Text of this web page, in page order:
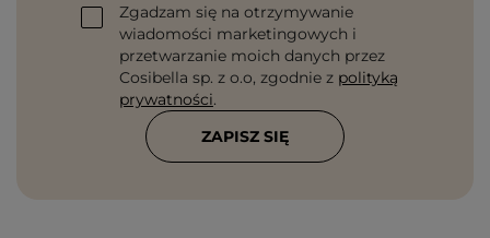
Zgadzam się na otrzymywanie
wiadomości marketingowych i
przetwarzanie moich danych przez
Cosibella sp. z o.o, zgodnie z polityką
prywatności.
ZAPISZ SIĘ